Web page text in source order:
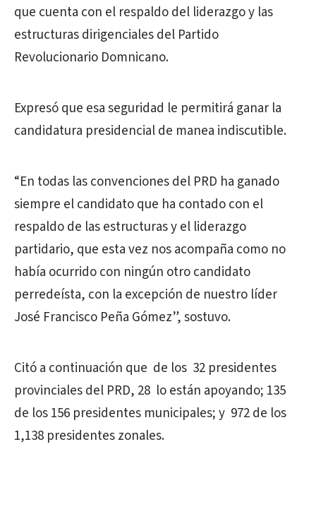
que cuenta con el respaldo del liderazgo y las
estructuras dirigenciales del Partido
Revolucionario Domnicano.
Expresó que esa seguridad le permitirá ganar la
candidatura presidencial de manea indiscutible.
“En todas las convenciones del PRD ha ganado
siempre el candidato que ha contado con el
respaldo de las estructuras y el liderazgo
partidario, que esta vez nos acompaña como no
había ocurrido con ningún otro candidato
perredeísta, con la excepción de nuestro líder
José Francisco Peña Gómez”, sostuvo.
Citó a continuación que de los 32 presidentes
provinciales del PRD, 28 lo están apoyando; 135
de los 156 presidentes municipales; y 972 de los
1,138 presidentes zonales.